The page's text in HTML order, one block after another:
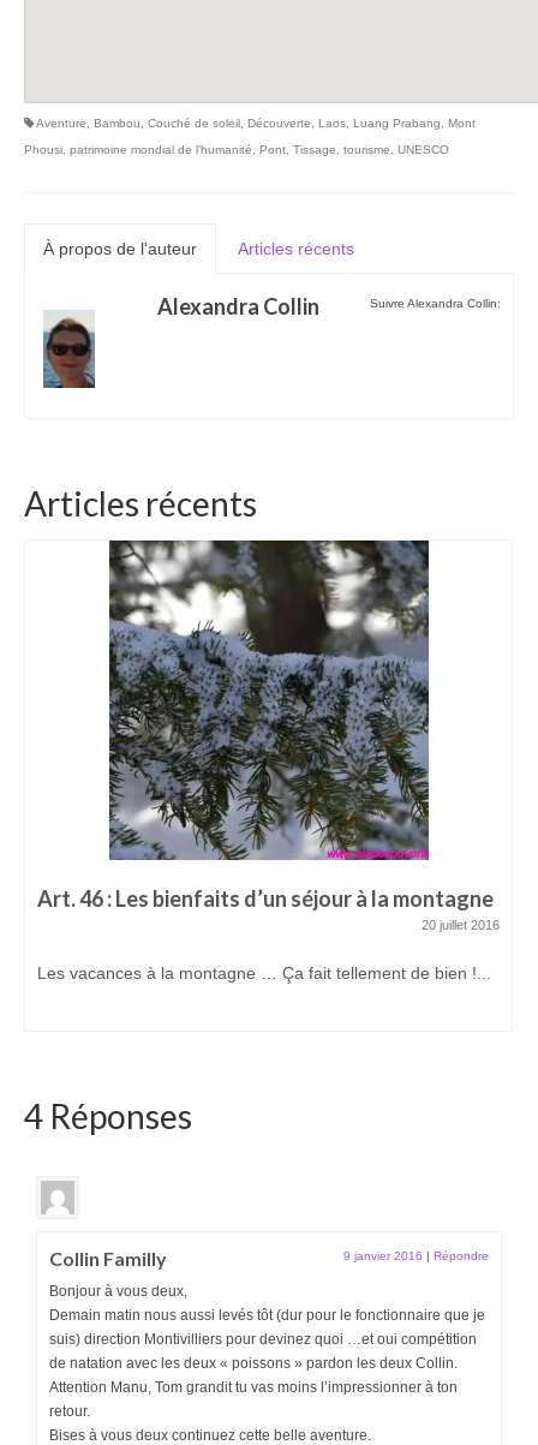
Aventure Bambou Couché de soleil Découverte Laos Luang Prabang
Mont
Phousi patrimoine mondial de l'humanité Pont Tissage tourisme UNESCO
À propos de l'auteur Articles récents
Suivre Alexandra Collin:
Alexandra Collin
Articles récents
Art. 46 : Les bienfaits d’un séjour à la montagne
20 juillet 2016
Les vacances à la montagne … Ça fait tellement de bien !...
4 Réponses
Collin Familly 9 janvier 2016 | Répondre
Bonjour à vous deux,
Demain matin nous aussi levés tôt (dur pour le fonctionnaire que je
suis) direction Montivilliers pour devinez quoi …et oui compétition
de natation avec les deux « poissons » pardon les deux Collin.
Attention Manu, Tom grandit tu vas moins l’impressionner à ton
retour.
Bises à vous deux continuez cette belle aventure.